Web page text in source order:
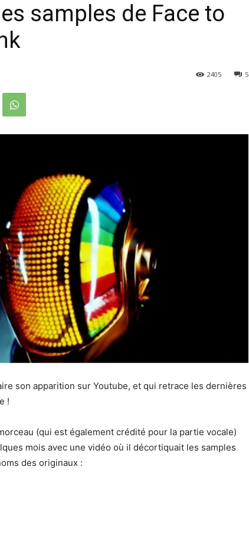
samples de Face to
5
2405
son apparition sur Youtube, et qui retrace les dernières
!
(qui est également crédité pour la partie vocale)
mois avec une vidéo où il décortiquait les samples
des originaux :